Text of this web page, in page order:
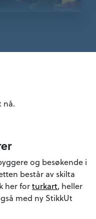
nå.
og besøkende i
består av skilta
her forturkart, heller
med ny StikkUt